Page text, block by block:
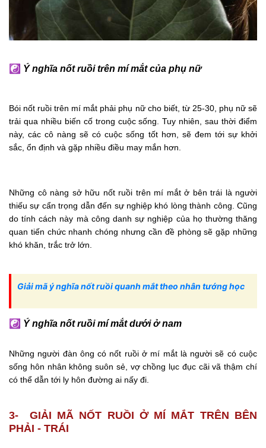
☯ Ý nghĩa nốt ruồi trên mí mắt của phụ nữ
Bói nốt ruồi trên mí mắt phải phụ nữ cho biết, từ 25-30, phụ nữ sẽ
trải qua nhiều biến cố trong cuộc sống. Tuy nhiên, sau thời điểm
này, các cô nàng sẽ có cuộc sống tốt hơn, sẽ đem tới sự khởi
sắc, ổn định và gặp nhiều điều may mắn hơn.
Những cô nàng sở hữu nốt ruồi trên mí mắt ở bên trái là người
thiếu sự cẩn trọng dẫn đến sự nghiệp khó lòng thành công. Cũng
do tính cách này mà công danh sự nghiệp của họ thường thăng
quan tiến chức nhanh chóng nhưng cần đề phòng sẽ gặp những
khó khăn, trắc trở lớn.
Giải mã ý nghĩa nốt ruồi quanh mắt theo nhân tướng học
☯ Ý nghĩa nốt ruồi mí mắt dưới ở nam
Những người đàn ông có nốt ruồi ở mí mắt là người sẽ có cuộc
sống hôn nhân không suôn sẻ, vợ chồng lục đục cãi vã thậm chí
có thể dẫn tới ly hôn đường ai nấy đi.
3- GIẢI MÃ NỐT RUỒI Ở MÍ MẮT TRÊN BÊN
PHẢI - TRÁI